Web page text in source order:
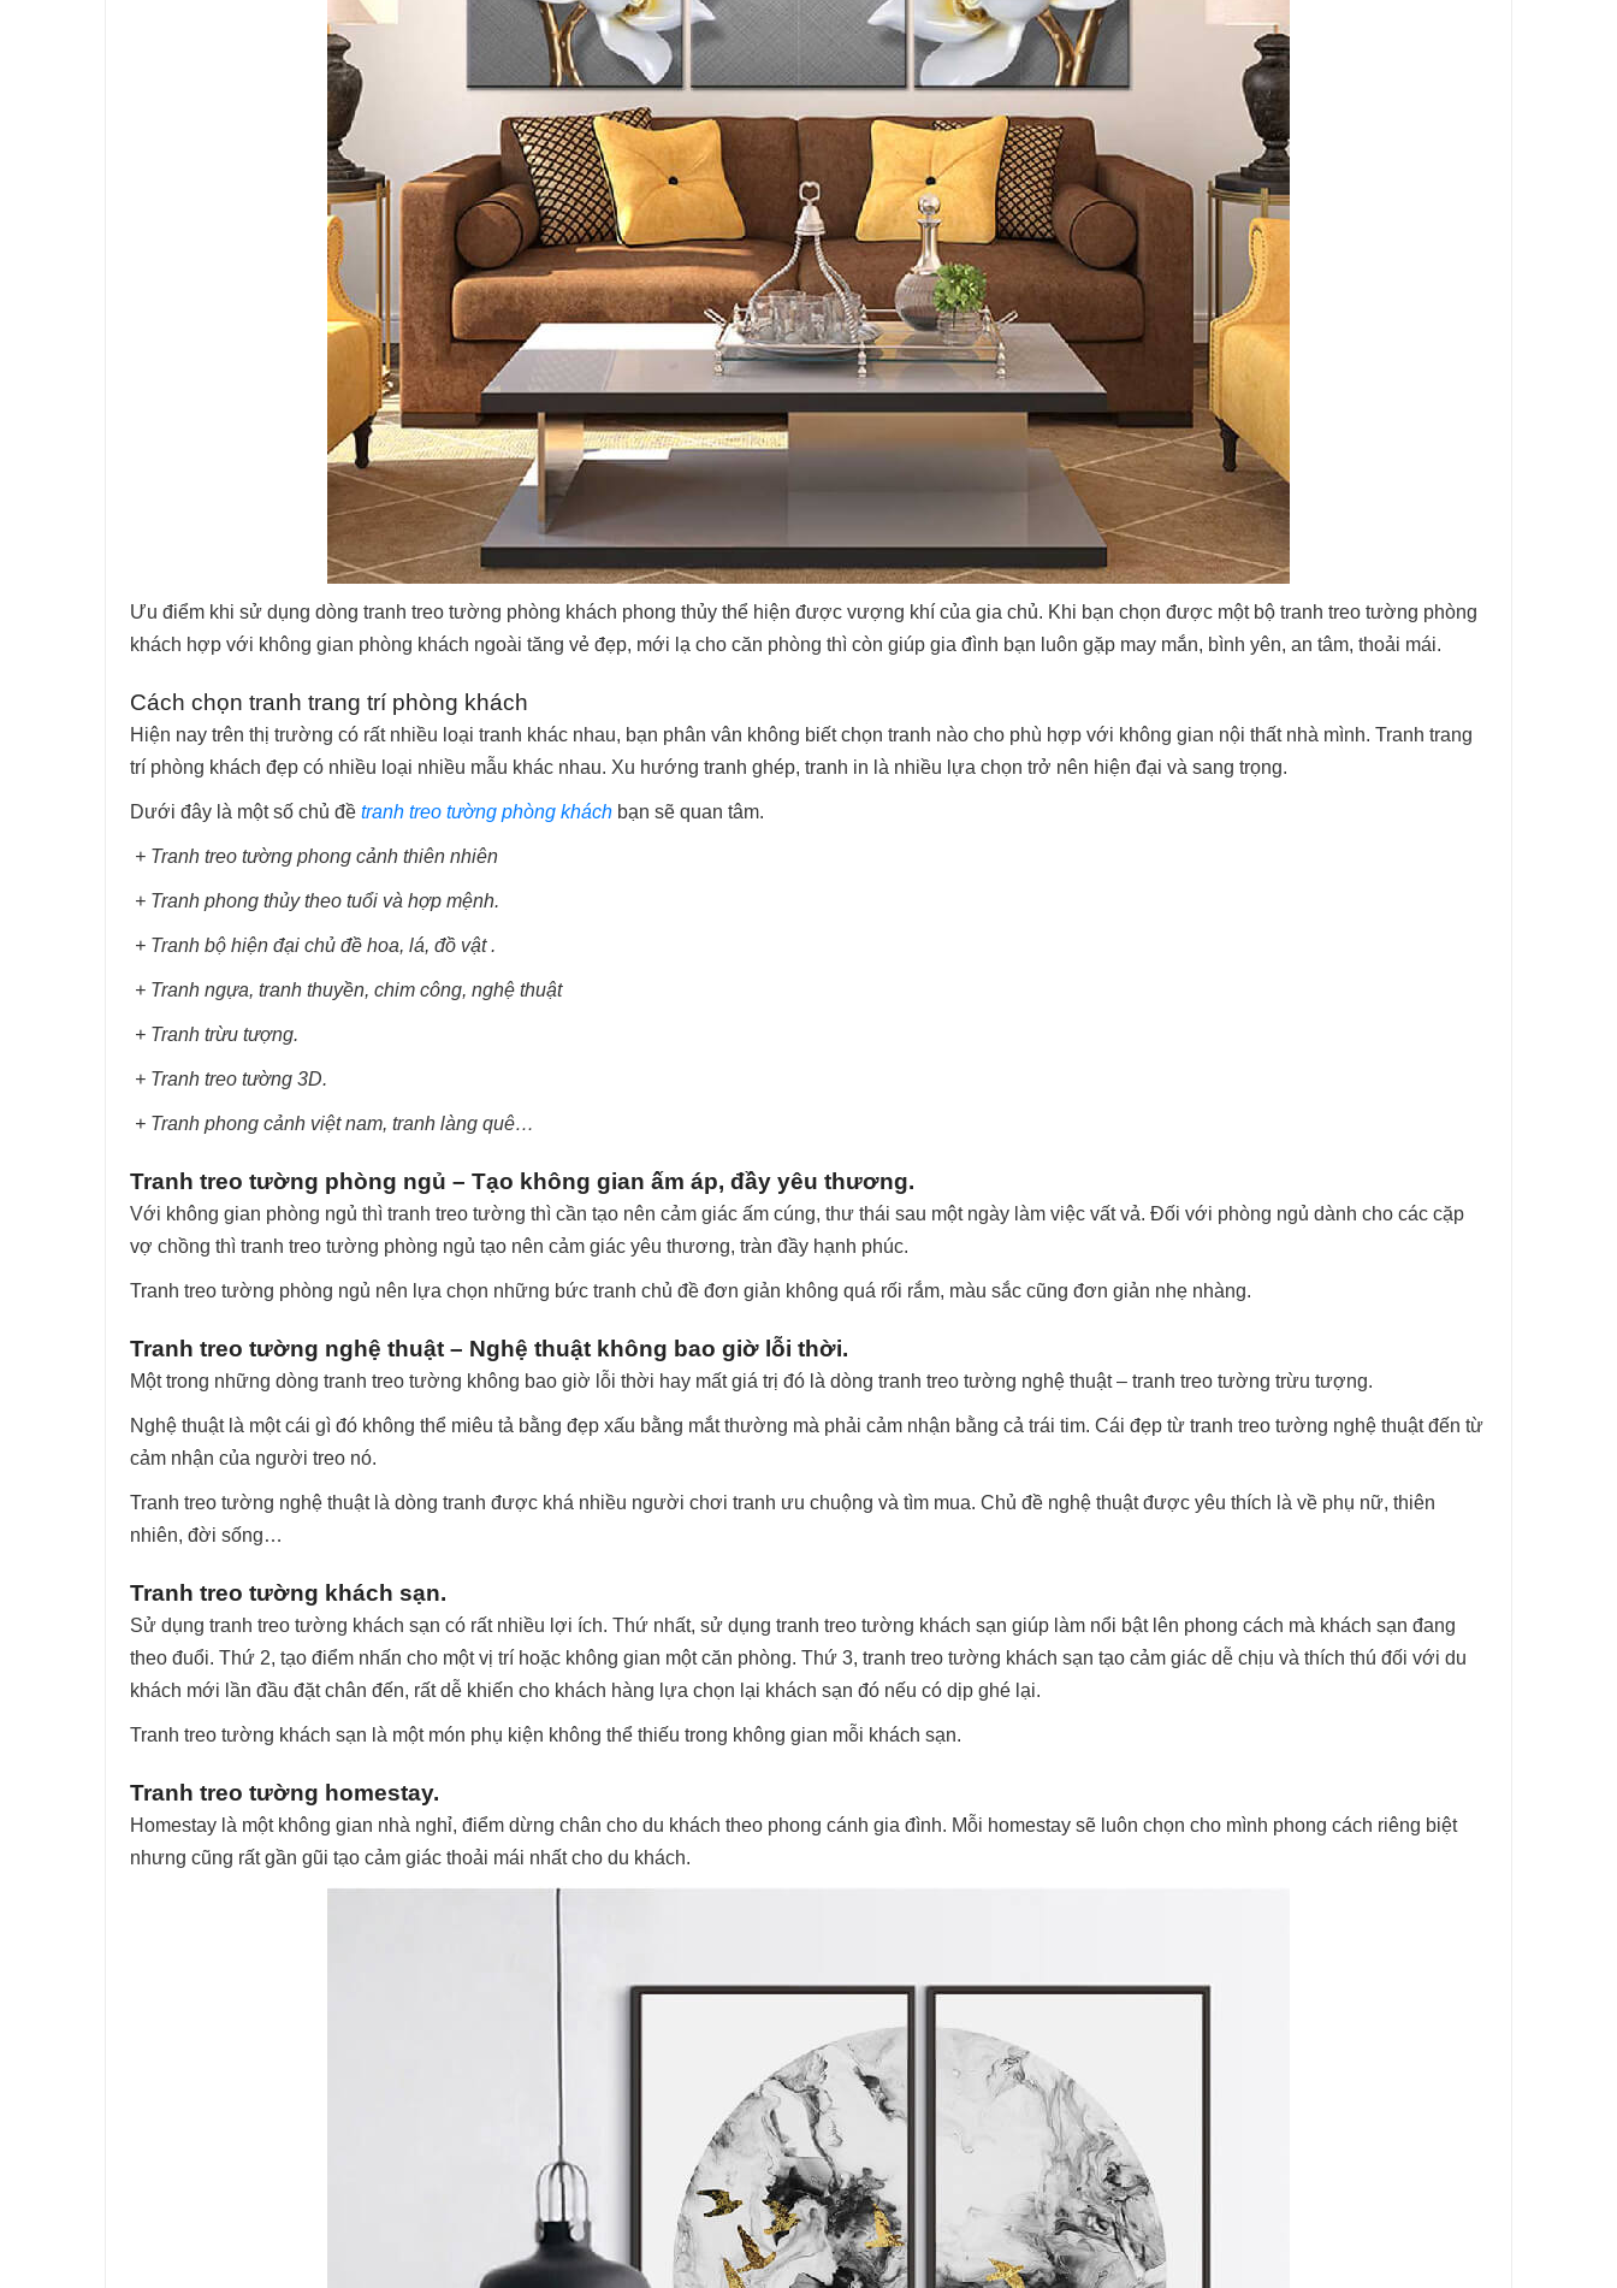
Ưu điểm khi sử dụng dòng tranh treo tường phòng khách phong thủy thể hiện được vượng khí của gia chủ. Khi bạn chọn được một bộ tranh treo tường phòng
khách hợp với không gian phòng khách ngoài tăng vẻ đẹp, mới lạ cho căn phòng thì còn giúp gia đình bạn luôn gặp may mắn, bình yên, an tâm, thoải mái.
Cách chọn tranh trang trí phòng khách
Hiện nay trên thị trường có rất nhiều loại tranh khác nhau, bạn phân vân không biết chọn tranh nào cho phù hợp với không gian nội thất nhà mình. Tranh trang
trí phòng khách đẹp có nhiều loại nhiều mẫu khác nhau. Xu hướng tranh ghép, tranh in là nhiều lựa chọn trở nên hiện đại và sang trọng.
Dưới đây là một số chủ đề tranh treo tường phòng khách bạn sẽ quan tâm.
+ Tranh treo tường phong cảnh thiên nhiên
+ Tranh phong thủy theo tuổi và hợp mệnh.
+ Tranh bộ hiện đại chủ đề hoa, lá, đồ vật .
+ Tranh ngựa, tranh thuyền, chim công, nghệ thuật
+ Tranh trừu tượng.
+ Tranh treo tường 3D.
+ Tranh phong cảnh việt nam, tranh làng quê…
Tranh treo tường phòng ngủ – Tạo không gian ấm áp, đầy yêu thương.
Với không gian phòng ngủ thì tranh treo tường thì cần tạo nên cảm giác ấm cúng, thư thái sau một ngày làm việc vất vả. Đối với phòng ngủ dành cho các cặp
vợ chồng thì tranh treo tường phòng ngủ tạo nên cảm giác yêu thương, tràn đầy hạnh phúc.
Tranh treo tường phòng ngủ nên lựa chọn những bức tranh chủ đề đơn giản không quá rối rắm, màu sắc cũng đơn giản nhẹ nhàng.
Tranh treo tường nghệ thuật – Nghệ thuật không bao giờ lỗi thời.
Một trong những dòng tranh treo tường không bao giờ lỗi thời hay mất giá trị đó là dòng tranh treo tường nghệ thuật – tranh treo tường trừu tượng.
Nghệ thuật là một cái gì đó không thể miêu tả bằng đẹp xấu bằng mắt thường mà phải cảm nhận bằng cả trái tim. Cái đẹp từ tranh treo tường nghệ thuật đến từ
cảm nhận của người treo nó.
Tranh treo tường nghệ thuật là dòng tranh được khá nhiều người chơi tranh ưu chuộng và tìm mua. Chủ đề nghệ thuật được yêu thích là về phụ nữ, thiên
nhiên, đời sống…
Tranh treo tường khách sạn.
Sử dụng tranh treo tường khách sạn có rất nhiều lợi ích. Thứ nhất, sử dụng tranh treo tường khách sạn giúp làm nổi bật lên phong cách mà khách sạn đang
theo đuổi. Thứ 2, tạo điểm nhấn cho một vị trí hoặc không gian một căn phòng. Thứ 3, tranh treo tường khách sạn tạo cảm giác dễ chịu và thích thú đối với du
khách mới lần đầu đặt chân đến, rất dễ khiến cho khách hàng lựa chọn lại khách sạn đó nếu có dịp ghé lại.
Tranh treo tường khách sạn là một món phụ kiện không thể thiếu trong không gian mỗi khách sạn.
Tranh treo tường homestay.
Homestay là một không gian nhà nghỉ, điểm dừng chân cho du khách theo phong cánh gia đình. Mỗi homestay sẽ luôn chọn cho mình phong cách riêng biệt
nhưng cũng rất gần gũi tạo cảm giác thoải mái nhất cho du khách.